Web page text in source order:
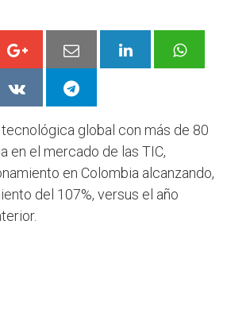
global con más de 80
en el mercado de las TIC,
en Colombia alcanzando,
del 107%, versus el año